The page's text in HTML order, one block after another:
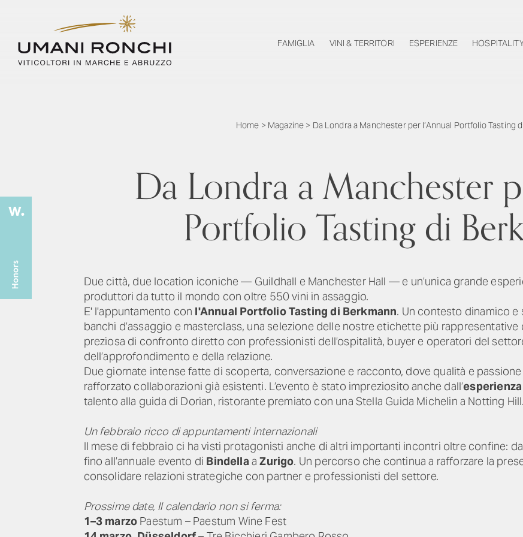
FAMIGLIA VINI & TERRITORI ESPERIENZE
Home > Magazine > Da Londra a Manchester per l’Annual Portfolio Tasting
Da Londra a Manchester
Portfolio Tasting di
Due città, due location iconiche — Guildhall e Manchester Hall — e un’unica grande
produttori da tutto il mondo con oltre 550 vini in assaggio.
E' l'appuntamento con l'Annual Portfolio Tasting di Berkmann. Un contesto dinamico
banchi d’assaggio e masterclass, una selezione delle nostre etichette più rappresentative
preziosa di confronto diretto con professionisti dell’ospitalità, buyer e operatori del
dell’approfondimento e della relazione.
Due giornate intense fatte di scoperta, conversazione e racconto, dove qualità e
rafforzato collaborazioni già esistenti. L’evento è stato impreziosito anche dall’
talento alla guida di Dorian, ristorante premiato con una Stella Guida Michelin a Notting Hill.
Un febbraio ricco di appuntamenti internazionali
Il mese di febbraio ci ha visti protagonisti anche di altri importanti incontri oltre confine:
fino all’annuale evento di Bindella aZurigo. Un percorso che continua a rafforzare la
consolidare relazioni strategiche con partner e professionisti del settore.
Prossime date, Il calendario non si ferma:
1–3 marzo Paestum – Paestum Wine Fest